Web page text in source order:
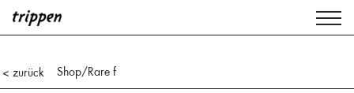
< zurück Shop/Rare f